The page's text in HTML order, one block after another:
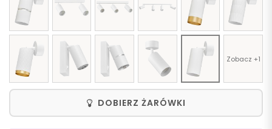
Zobacz +1
DOBIERZ ŻARÓWKI